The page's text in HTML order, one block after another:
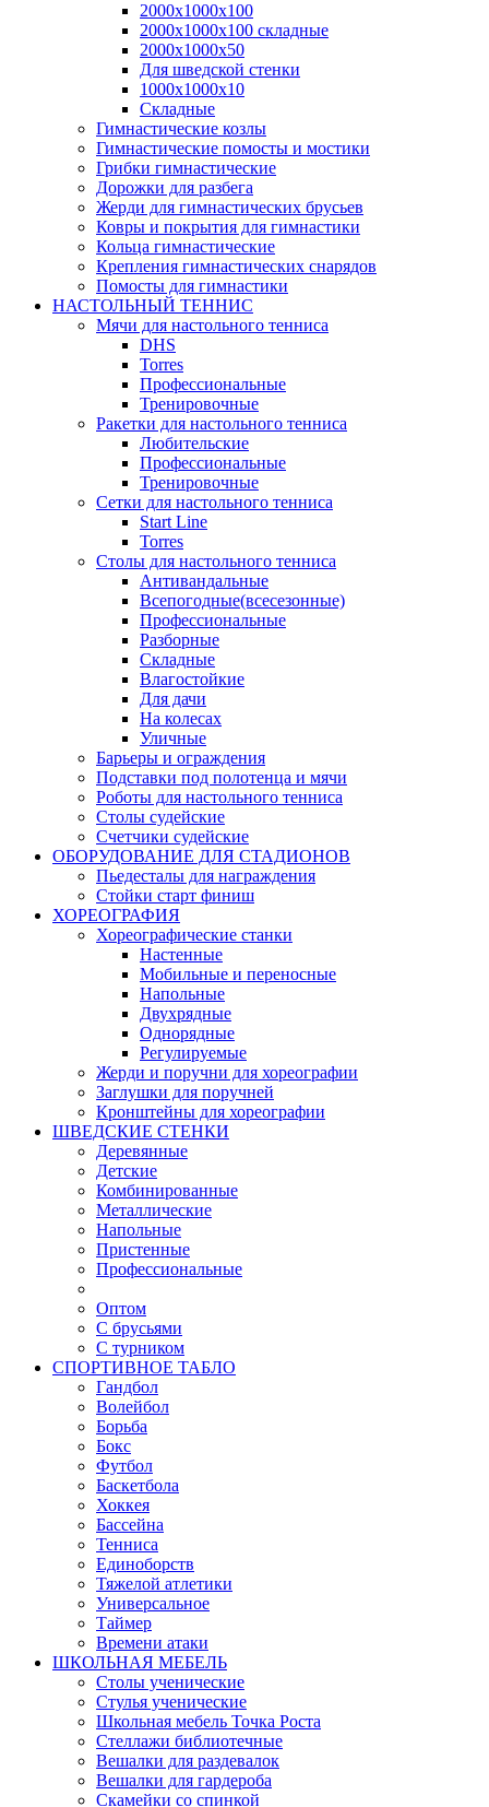
2000х1000х100
2000х1000х100 складные
2000х1000х50
Для шведской стенки
1000х1000х10
Складные
Гимнастические козлы
Гимнастические помосты и мостики
Грибки гимнастические
Дорожки для разбега
Жерди для гимнастических брусьев
Ковры и покрытия для гимнастики
Кольца гимнастические
Крепления гимнастических снарядов
Помосты для гимнастики
НАСТОЛЬНЫЙ ТЕННИС
Мячи для настольного тенниса
DHS
Torres
Профессиональные
Тренировочные
Ракетки для настольного тенниса
Любительские
Профессиональные
Тренировочные
Сетки для настольного тенниса
Start Line
Torres
Столы для настольного тенниса
Антивандальные
Всепогодные(всесезонные)
Профессиональные
Разборные
Складные
Влагостойкие
Для дачи
На колесах
Уличные
Барьеры и ограждения
Подставки под полотенца и мячи
Роботы для настольного тенниса
Столы судейские
Счетчики судейские
ОБОРУДОВАНИЕ ДЛЯ СТАДИОНОВ
Пьедесталы для награждения
Стойки старт финиш
ХОРЕОГРАФИЯ
Хореографические станки
Настенные
Мобильные и переносные
Напольные
Двухрядные
Однорядные
Регулируемые
Жерди и поручни для хореографии
Заглушки для поручней
Кронштейны для хореографии
ШВЕДСКИЕ СТЕНКИ
Деревянные
Детские
Комбинированные
Металлические
Напольные
Пристенные
Профессиональные
Оптом
С брусьями
С турником
СПОРТИВНОЕ ТАБЛО
Гандбол
Волейбол
Борьба
Бокс
Футбол
Баскетбола
Хоккея
Бассейна
Тенниса
Единоборств
Тяжелой атлетики
Универсальное
Таймер
Времени атаки
ШКОЛЬНАЯ МЕБЕЛЬ
Столы ученические
Стулья ученические
Школьная мебель Точка Роста
Стеллажи библиотечные
Вешалки для раздевалок
Вешалки для гардероба
Скамейки со спинкой